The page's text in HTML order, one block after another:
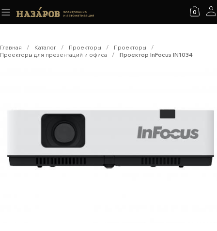
0
Главная / Каталог / Проекторы / Проекторы
/
Проекторы для презентаций и офиса
/ Проектор InFocus IN1034